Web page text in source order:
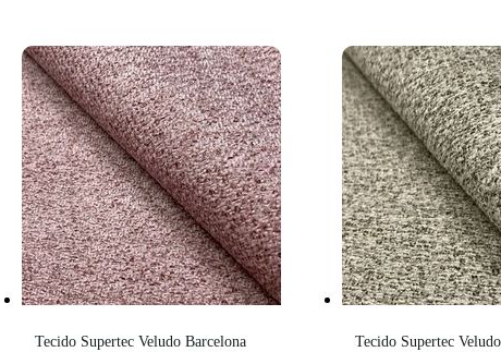
Tecido Supertec Veludo Barcelona
Tecido Supertec